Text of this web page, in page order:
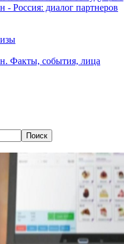
- Россия: диалог партнеров
Факты, события, лица